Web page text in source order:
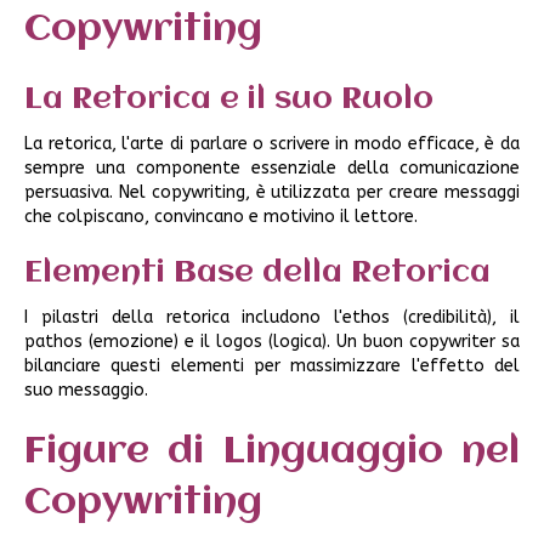
Copywriting
La Retorica e il suo Ruolo
La retorica, l'arte di parlare o scrivere in modo efficace, è da
sempre una componente essenziale della comunicazione
persuasiva. Nel copywriting, è utilizzata per creare messaggi
che colpiscano, convincano e motivino il lettore.
Elementi Base della Retorica
I pilastri della retorica includono l'ethos (credibilità), il
pathos (emozione) e il logos (logica). Un buon copywriter sa
bilanciare questi elementi per massimizzare l'effetto del
suo messaggio.
Figure di Linguaggio nel
Copywriting